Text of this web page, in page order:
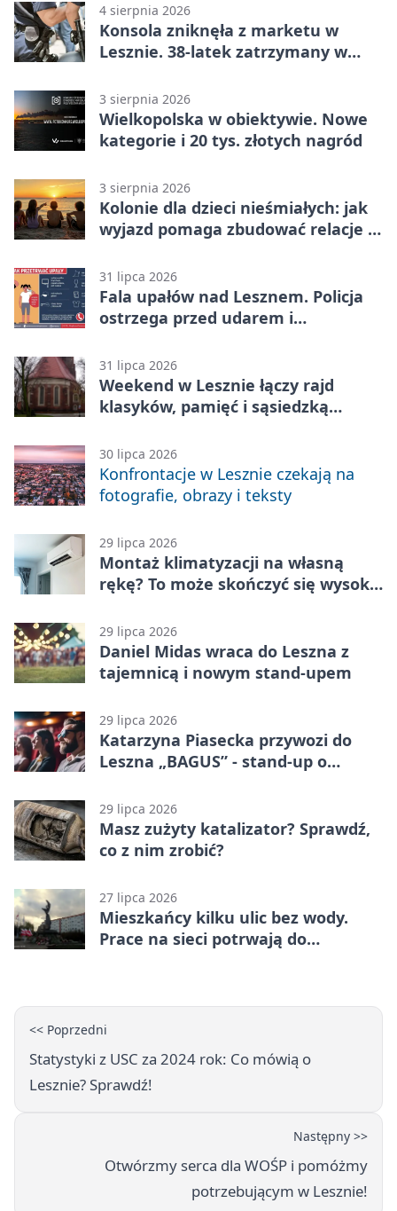
4 sierpnia 2026
Konsola zniknęła z marketu w
Lesznie. 38-latek zatrzymany w
3 sierpnia 2026
Wielkopolska w obiektywie. Nowe
kategorie i 20 tys. złotych nagród
3 sierpnia 2026
Kolonie dla dzieci nieśmiałych: jak
wyjazd pomaga zbudować relacje z
31 lipca 2026
Fala upałów nad Lesznem. Policja
ostrzega przed udarem i
31 lipca 2026
Weekend w Lesznie łączy rajd
klasyków, pamięć i sąsiedzką
30 lipca 2026
Konfrontacje w Lesznie czekają na
fotografie, obrazy i teksty
29 lipca 2026
Montaż klimatyzacji na własną
rękę? To może skończyć się wysoką
29 lipca 2026
Daniel Midas wraca do Leszna z
tajemnicą i nowym stand-upem
29 lipca 2026
Katarzyna Piasecka przywozi do
Leszna „BAGUS” - stand-up o
29 lipca 2026
Masz zużyty katalizator? Sprawdź,
co z nim zrobić?
27 lipca 2026
Mieszkańcy kilku ulic bez wody.
Prace na sieci potrwają do
<< Poprzedni
Statystyki z USC za 2024 rok: Co mówią o
Lesznie? Sprawdź!
Następny >>
Otwórzmy serca dla WOŚP i pomóżmy
potrzebującym w Lesznie!